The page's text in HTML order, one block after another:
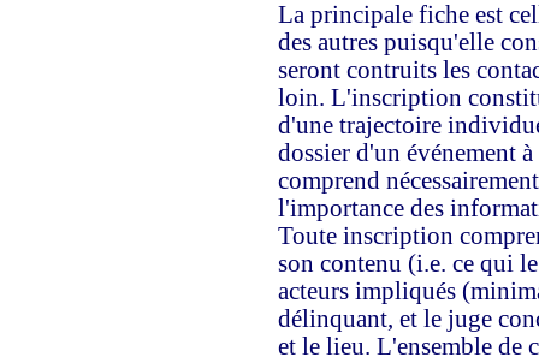
La principale fiche est
des autres puisqu'elle
seront contruits les
loin. L'inscription
d'une trajectoire
dossier d'un événement
comprend
l'importance des
Toute inscription
son contenu (i.e. ce qui
acteurs impliqués
délinquant, et le juge
et le lieu. L'ensemble de